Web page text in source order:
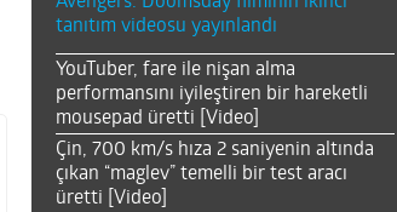
tanıtım videosu yayınlandı
YouTuber, fare ile nişan alma
performansını iyileştiren bir hareketli
mousepad üretti [Video]
Çin, 700 km/s hıza 2 saniyenin altında
çıkan “maglev” temelli bir test aracı
üretti [Video]